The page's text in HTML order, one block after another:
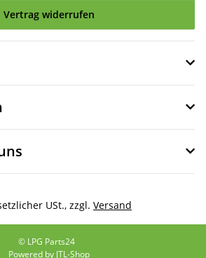
Vertrag widerrufen
USt., zzgl. Versand
© LPG Parts24
Powered by JTL-Shop